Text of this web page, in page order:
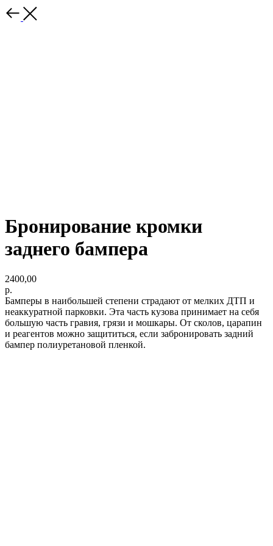
Бронирование кромки
заднего бампера
2400,00
р.
Бамперы в наибольшей степени страдают от мелких ДТП и
неаккуратной парковки. Эта часть кузова принимает на себя
большую часть гравия, грязи и мошкары. От сколов, царапин
и реагентов можно защититься, если забронировать задний
бампер полиуретановой пленкой.